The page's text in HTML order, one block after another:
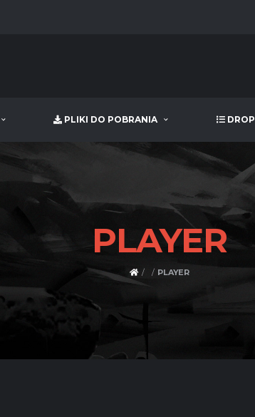
PLIKI DO POBRANIA DROP
PLAYER
PLAYER